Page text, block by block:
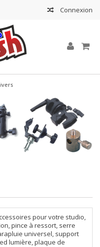
Connexion
pour votre studio,
pince à ressort, serre
universel, support
lumière, plaque de